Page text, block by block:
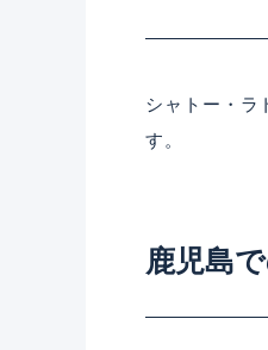
シャトー・ラ
す。
鹿児島